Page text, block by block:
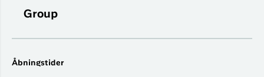
Group
Åbningstider